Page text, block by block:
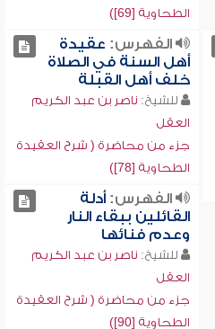
الطحاوية [69])
الفهرس: عقيدة
أهل السنة في الصلاة
خلف أهل القبلة
للشيخ: ناصر بن عبد الكريم
العقل
جزء من محاضرة ( شرح العقيدة
الطحاوية [78])
الفهرس:أدلة
القائلين ببقاء النار
وعدم فنائها
للشيخ: ناصر بن عبد الكريم
العقل
جزء من محاضرة ( شرح العقيدة
الطحاوية [90])